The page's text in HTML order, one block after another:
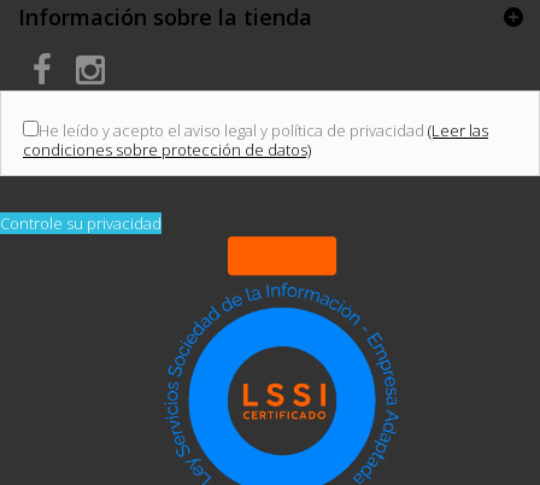
Información sobre la tienda
He leído y acepto el aviso legal y política de privacidad (Leer las
condiciones sobre protección de datos)
Controle su privacidad